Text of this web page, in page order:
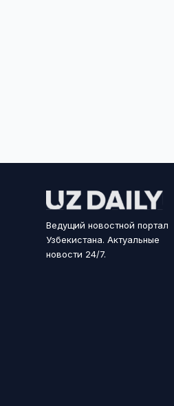
Ведущий новостной портал
Узбекистана. Актуальные
новости 24/7.